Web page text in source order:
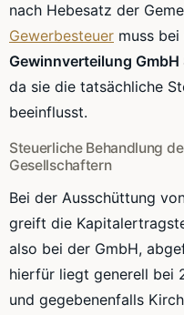
nach Hebesatz der
Gewerbesteuer muss
Gewinnverteilung GmbH
da sie die tatsächliche
beeinflusst.
Steuerliche Behandlung
Gesellschaftern
Bei der Ausschüttung
greift die
also bei der GmbH,
hierfür liegt generell bei
und gegebenenfalls